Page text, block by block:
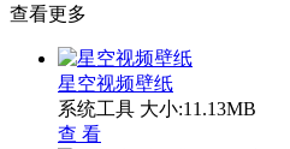
查看更多
星空视频壁纸
系统工具 大小:11.13MB
查 看